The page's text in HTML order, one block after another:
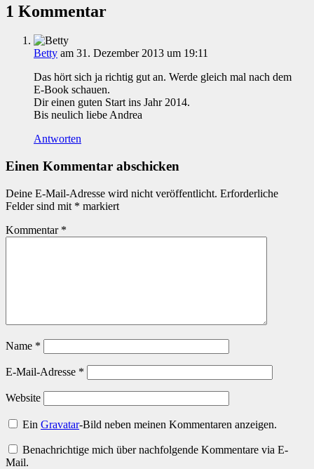
1 Kommentar
Betty am 31. Dezember 2013 um 19:11
Das hört sich ja richtig gut an. Werde gleich mal nach dem
E-Book schauen.
Dir einen guten Start ins Jahr 2014.
Bis neulich liebe Andrea
Antworten
Einen Kommentar abschicken
Deine E-Mail-Adresse wird nicht veröffentlicht. Erforderliche
Felder sind mit * markiert
Kommentar *
Name *
E-Mail-Adresse *
Website
EinGravatar-Bild neben meinen Kommentaren anzeigen.
Benachrichtige mich über nachfolgende Kommentare via E-
Mail.